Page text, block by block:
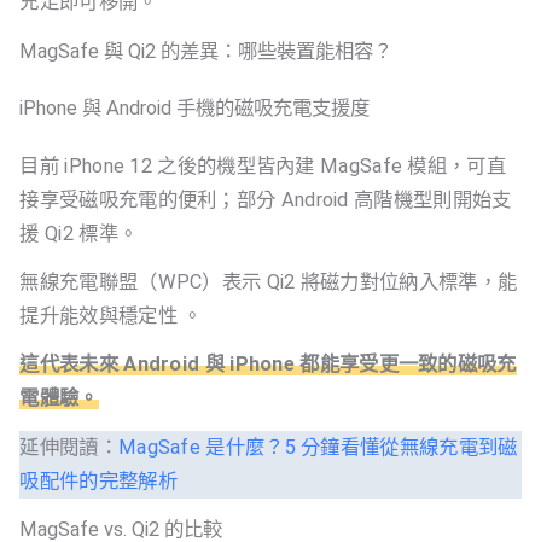
MagSafe 與 Qi2 的差異：哪些裝置能相容？
iPhone 與 Android 手機的磁吸充電支援度
目前 iPhone 12 之後的機型皆內建 MagSafe 模組，可直
接享受磁吸充電的便利；部分 Android 高階機型則開始支
援 Qi2 標準。
無線充電聯盟（WPC）表示 Qi2 將磁力對位納入標準，能
提升能效與穩定性 。
這代表未來 Android 與 iPhone 都能享受更一致的磁吸充
電體驗。
延伸閱讀： MagSafe 是什麼？5 分鐘看懂從無線充電到磁
吸配件的完整解析
MagSafe vs. Qi2 的比較